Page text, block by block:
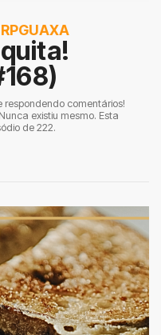
RPGUAXA
respondendo comentários!
existiu mesmo. Esta
de 222.